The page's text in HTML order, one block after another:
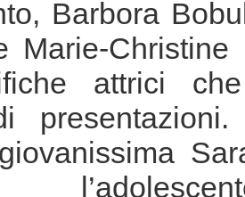
Barbora
Marie-Christine
attrici